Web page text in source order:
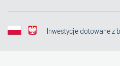
Inwestycje dotowane z